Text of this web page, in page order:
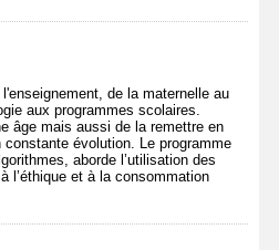
de la maternelle au
aux programmes scolaires.
âge mais aussi de la remettre en
évolution. Le programme
aborde l’utilisation des
l’éthique et à la consommation